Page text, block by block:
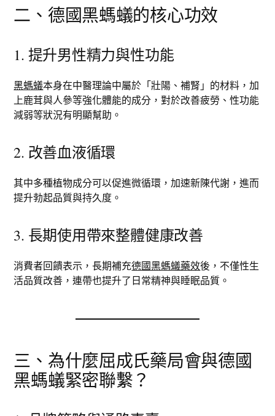
二、德國黑螞蟻的核心功效
1. 提升男性精力與性功能
黑螞蟻本身在中醫理論中屬於「壯陽、補腎」的材料，加
上鹿茸與人參等強化體能的成分，對於改善疲勞、性功能
減弱等狀況有明顯幫助。
2. 改善血液循環
其中多種植物成分可以促進微循環，加速新陳代謝，進而
提升勃起品質與持久度。
3. 長期使用帶來整體健康改善
消費者回饋表示，長期補充德國黑螞蟻藥效後，不僅性生
活品質改善，連帶也提升了日常精神與睡眠品質。
三、為什麼屈成氏藥局會與德國
黑螞蟻緊密聯繫？